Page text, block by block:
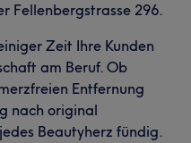
Fellenbergstrasse 296.
Zeit Ihre Kunden
am Beruf. Ob
Entfernung
nach original
Beautyherz fündig.